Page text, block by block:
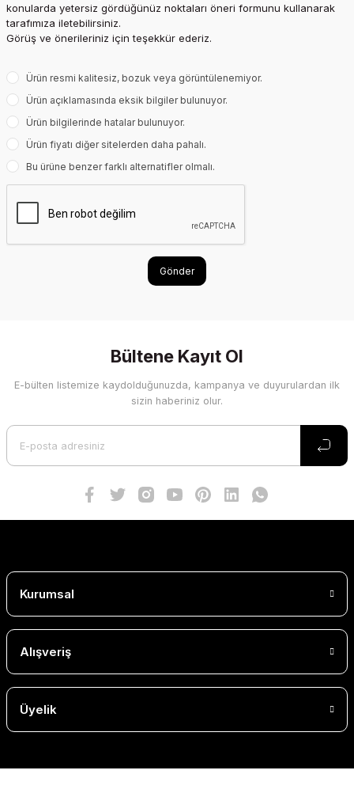
konularda yetersiz gördüğünüz noktaları öneri formunu kullanarak
tarafımıza iletebilirsiniz.
Görüş ve önerileriniz için teşekkür ederiz.
Ürün resmi kalitesiz, bozuk veya görüntülenemiyor.
Ürün açıklamasında eksik bilgiler bulunuyor.
Ürün bilgilerinde hatalar bulunuyor.
Ürün fiyatı diğer sitelerden daha pahalı.
Bu ürüne benzer farklı alternatifler olmalı.
Gönder
Bültene Kayıt Ol
E-bülten listemize kaydolduğunuzda, kampanya ve duyurulardan ilk
sizin haberiniz olur.
Kurumsal
Alışveriş
Üyelik